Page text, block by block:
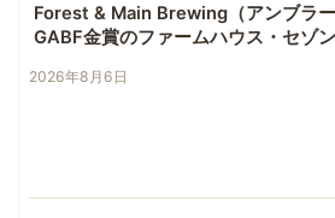
Forest & Main Brewing（アンブラー
GABF金賞のファームハウス・セゾン
2026年8月6日